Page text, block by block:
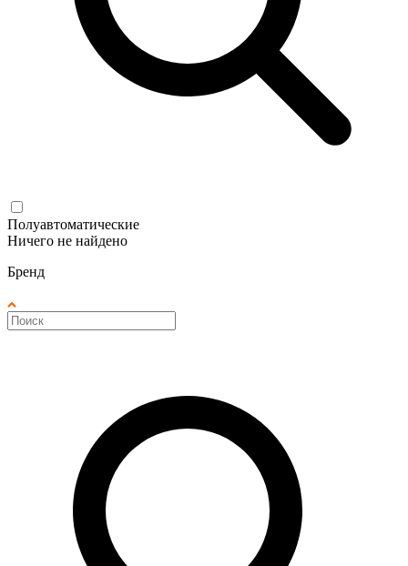
Полуавтоматические
Ничего не найдено
Бренд